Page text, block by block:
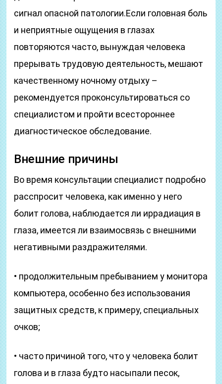
сигнал опасной патологии.Если головная боль
и неприятные ощущения в глазах
повторяются часто, вынуждая человека
прерывать трудовую деятельность, мешают
качественному ночному отдыху –
рекомендуется проконсультироваться со
специалистом и пройти всестороннее
диагностическое обследование.
Внешние причины
Во время консультации специалист подробно
расспросит человека, как именно у него
болит голова, наблюдается ли иррадиация в
глаза, имеется ли взаимосвязь с внешними
негативными раздражителями.
• продолжительным пребыванием у монитора
компьютера, особенно без использования
защитных средств, к примеру, специальных
очков;
• часто причиной того, что у человека болит
голова и в глаза будто насыпали песок,